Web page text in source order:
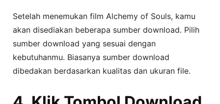
Setelah menemukan film Alchemy of Souls, kamu
akan disediakan beberapa sumber download. Pilih
sumber download yang sesuai dengan
kebutuhanmu. Biasanya sumber download
dibedakan berdasarkan kualitas dan ukuran file.